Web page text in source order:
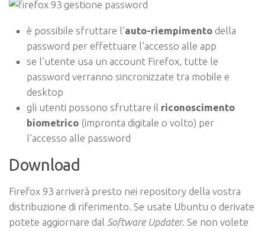
è possibile sfruttare l’auto-riempimento della
password per effettuare l’accesso alle app
se l’utente usa un account Firefox, tutte le
password verranno sincronizzate tra mobile e
desktop
gli utenti possono sfruttare il riconoscimento
biometrico (impronta digitale o volto) per
l’accesso alle password
Download
Firefox 93 arriverà presto nei repository della vostra
distribuzione di riferimento. Se usate Ubuntu o derivate
potete aggiornare dal Software Updater. Se non volete